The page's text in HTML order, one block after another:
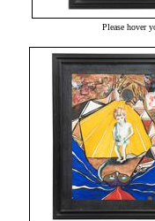
Please hover